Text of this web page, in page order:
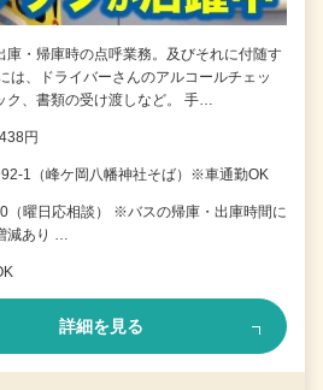
庫・帰庫時の点呼業務。及びそれに付随す
は、ドライバーさんのアルコールチェッ
ク、書類の受け渡しなど。 手…
円
1（峰ケ岡八幡神社そば）※車通勤OK
（曜日応相談） ※バスの帰庫・出庫時間に
減あり …
詳細を見る